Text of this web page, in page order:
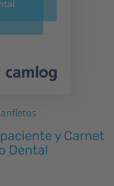
y Carnet
Dental